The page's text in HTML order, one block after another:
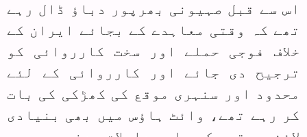
اس سے قبل صہیونی بھرپور دباؤ ڈال رہے
تھے کہ وقتی معاہدے کے بجائے ایران کے
خلاف فوجی حملے اور سخت کارروائی کو
ترجیح دی جائے اور کارروائی کے لئے
محدود اور سنہری موقع کی کھڑکی کی بات
کر رہے تھے، وائٹ ہاؤس میں بھی بنیادی